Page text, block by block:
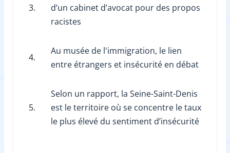
3.
d’un cabinet d’avocat pour des propos
racistes
4.
Au musée de l'immigration, le lien
entre étrangers et insécurité en débat
5.
Selon un rapport, la Seine-Saint-Denis
est le territoire où se concentre le taux
le plus élevé du sentiment d’insécurité